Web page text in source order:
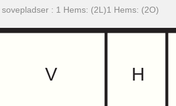
: 1 Hems: (2L)1 Hems: (2O)